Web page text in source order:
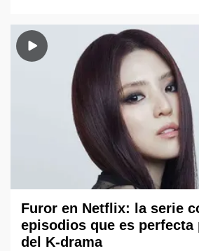
Furor en Netflix: la serie
episodios que es perfecta
del K-drama